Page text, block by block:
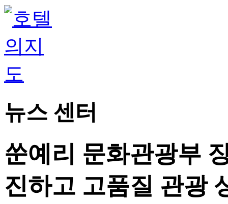
뉴스 센터
쑨예리 문화관광부
진하고 고품질 관광